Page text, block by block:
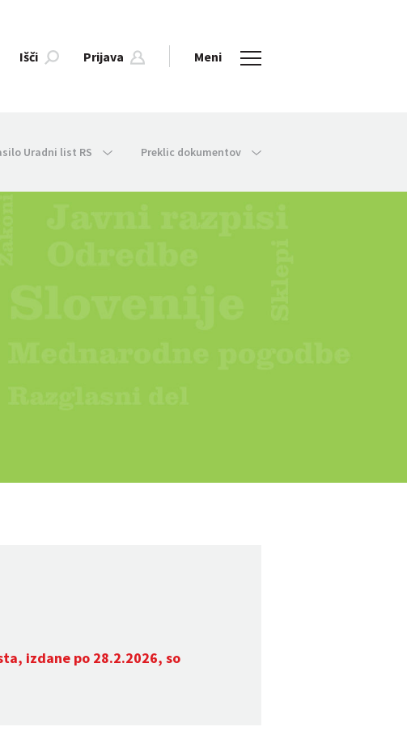
Išči Prijava Meni
Uradni list RS Preklic dokumentov
izdane po 28.2.2026, so